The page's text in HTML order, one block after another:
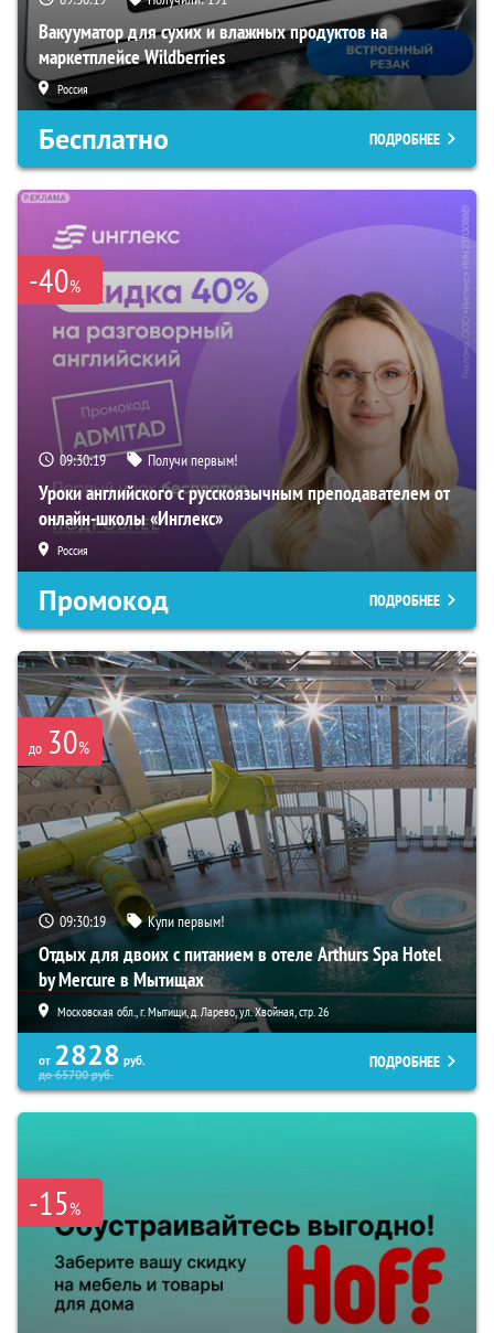
Вакууматор для сухих и влажных продуктов на
маркетплейсе Wildberries
Россия
Бесплатно ПОДРОБНЕЕ
-40%
09:30:18 Получи первым!
Уроки английского с русскоязычным преподавателем от
онлайн-школы «Инглекс»
Россия
Промокод ПОДРОБНЕЕ
до 30%
09:30:18 Купи первым!
Отдых для двоих с питанием в отеле Arthurs Spa Hotel
by Mercure в Мытищах
Московская обл., г. Мытищи, д. Ларево, ул. Хвойная, стр. 26
от 2828 руб.
до65700руб.
ПОДРОБНЕЕ
-15%